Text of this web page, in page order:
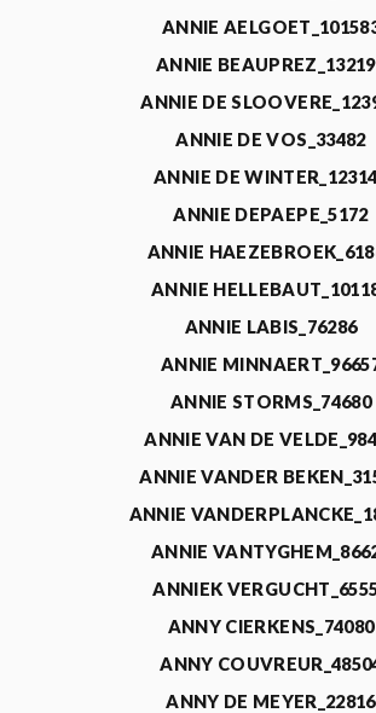
ANNIE
ANNIE
ANNIE DE
ANNIE DE VOS_33482
ANNIE DE
ANNIE DEPAEPE_5172
ANNIE
ANNIE
ANNIE LABIS_76286
ANNIE
ANNIE STORMS_74680
ANNIE VAN DE
ANNIE VANDER
ANNIE
ANNIE
ANNIEK
ANNY CIERKENS_74080
ANNY
ANNY DE MEYER_22816